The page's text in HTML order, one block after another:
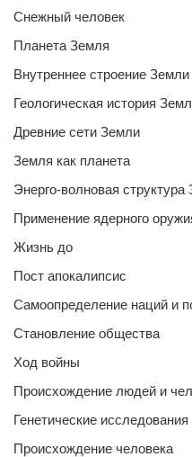
Снежный человек
Планета Земля
Внутреннее строение Земли
Геологическая история
Древние сети Земли
Земля как планета
Энерго-волновая структура
Применение ядерного
Жизнь до
Пост апокалипсис
Самоопределение наций и
Становление общества
Ход войны
Происхождение людей и
Генетические исследования
Происхождение человека